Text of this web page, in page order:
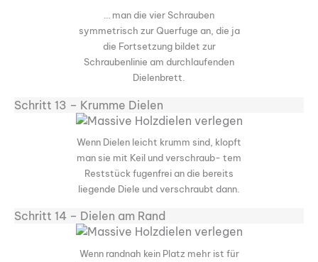
… man die vier Schrauben
symmetrisch zur Querfuge an, die ja
die Fortsetzung bildet zur
Schraubenlinie am durchlaufenden
Dielenbrett.
Schritt 13 – Krumme Dielen
Wenn Dielen leicht krumm sind, klopft
man sie mit Keil und verschraub- tem
Reststück fugenfrei an die bereits
liegende Diele und verschraubt dann.
Schritt 14 – Dielen am Rand
Wenn randnah kein Platz mehr ist für